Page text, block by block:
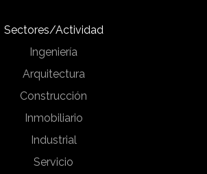
Sectores/Actividad
Ingeniería
Arquitectura
Construcción
Inmobiliario
Industrial
Servicio